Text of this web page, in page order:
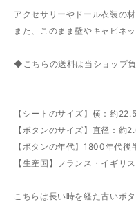
アクセサリーやドール衣装の材
また、このまま壁やキャビネ
◆こちらの送料は当ショップ負
【シートのサイズ】横：約
【ボタンのサイズ】直径：約
【ボタンの年代】1800年代後
【生産国】フランス・イギリ
こちらは長い時を経た古いボタ